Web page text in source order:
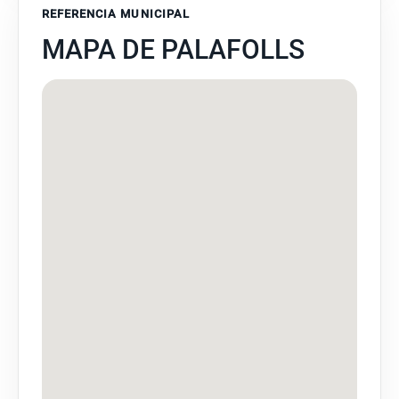
REFERENCIA MUNICIPAL
MAPA DE PALAFOLLS